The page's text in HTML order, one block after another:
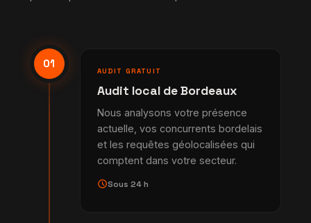
01
AUDIT GRATUIT
Audit local de Bordeaux
Nous analysons votre présence
actuelle, vos concurrents bordelais
et les requêtes géolocalisées qui
comptent dans votre secteur.
scheduleSous 24 h